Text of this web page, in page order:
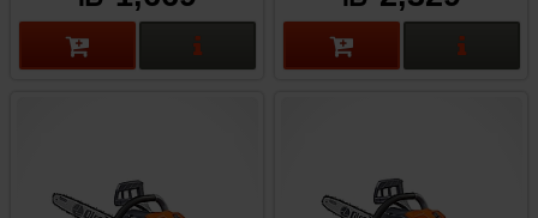
פרטים נוספים פרטים נוספים